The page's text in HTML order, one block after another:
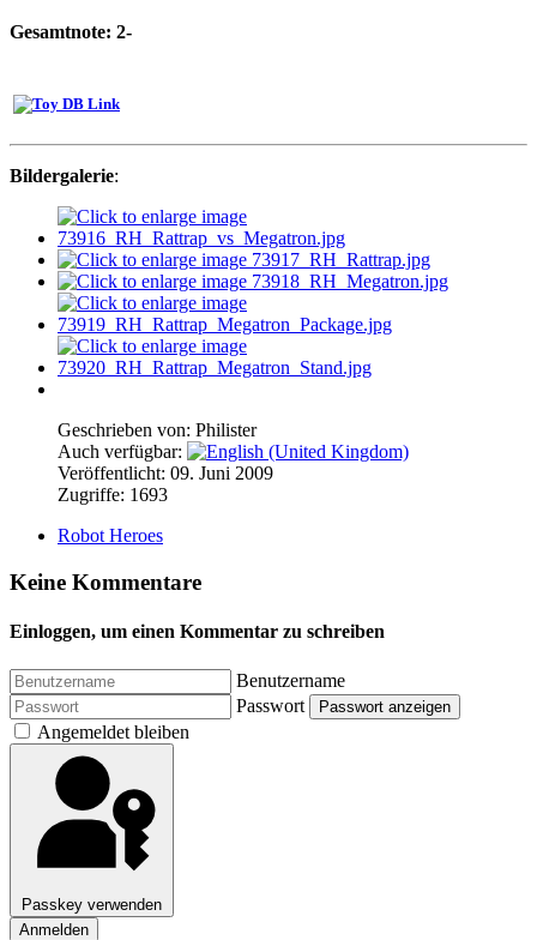
Gesamtnote: 2-
Bildergalerie:
Geschrieben von: Philister
Auch verfügbar:
Veröffentlicht: 09. Juni 2009
Zugriffe: 1693
Robot Heroes
Keine Kommentare
Einloggen, um einen Kommentar zu schreiben
Benutzername
Passwort
Passwort anzeigen
Angemeldet bleiben
Passkey verwenden
Anmelden